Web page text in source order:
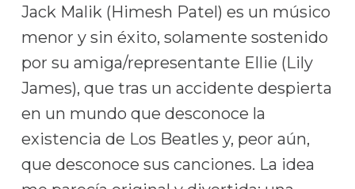
Jack Malik (Himesh Patel) es un músico
menor y sin éxito, solamente sostenido
por su amiga/representante Ellie (Lily
James), que tras un accidente despierta
en un mundo que desconoce la
existencia de Los Beatles y, peor aún,
que desconoce sus canciones. La idea